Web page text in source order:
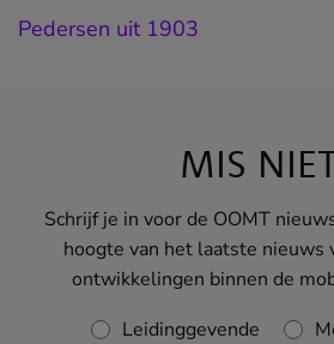
Pedersen uit 1903
MIS
Schrijf je in voor de OOMT
hoogte van het laatste nieuws
ontwikkelingen binnen de
Rol
Leidinggevende